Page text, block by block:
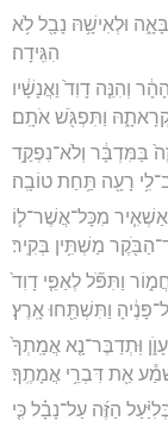
וּלְאִישָׁ֥הּ נָבָ֖ל לֹ֥א
הִגִּֽידָה׃
וְהִנֵּ֤ה דָוִד֙ וַאֲנָשָׁ֔יו
וַתִּפְגֹּ֖שׁ אֹתָֽם׃
בַּמִּדְבָּ֔ר וְלֹא־נִפְקַ֥ד
רָעָ֖ה תַּ֥חַת טוֹבָֽה׃
מִכָּל־אֲשֶׁר־ל֛וֹ
מַשְׁתִּ֥ין בְּקִֽיר׃
וַתִּפֹּ֞ל לְאַפֵּ֤י דָוִד֙
וַתִּשְׁתַּ֖חוּ אָֽרֶץ׃
וּֽתְדַבֶּר־נָ֤א אֲמָֽתְךָ֙
אֵ֖ת דִּבְרֵ֥י אֲמָתֶֽךָ׃
הַזֶּ֜ה עַל־נָבָ֗ל כִּ֤י